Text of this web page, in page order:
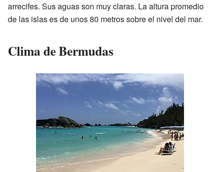
arrecifes. Sus aguas son muy claras. La altura promedio
de las islas es de unos 80 metros sobre el nivel del mar.
Clima de Bermudas